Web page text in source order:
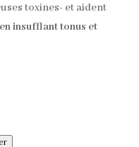
toxines- et aident
insufflant tonus et